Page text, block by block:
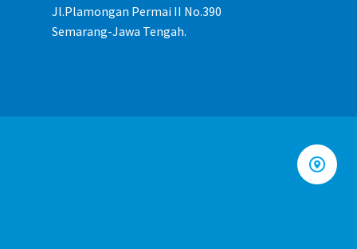
Jl.Plamongan Permai II No.390
Semarang-Jawa Tengah.

